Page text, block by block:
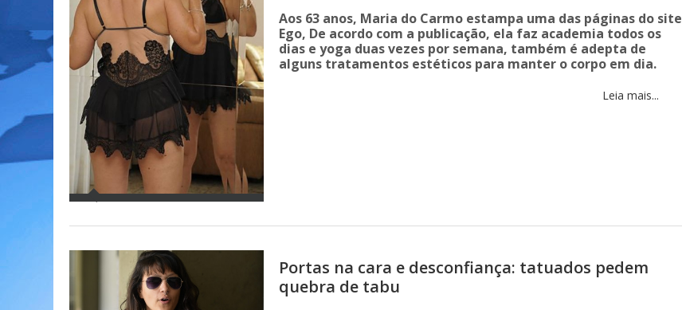
Aos 63 anos, Maria do Carmo estampa uma das páginas do site
Ego, De acordo com a publicação, ela faz academia todos os
dias e yoga duas vezes por semana, também é adepta de
alguns tratamentos estéticos para manter o corpo em dia.
Leia mais...
Portas na cara e desconfiança: tatuados pedem
quebra de tabu